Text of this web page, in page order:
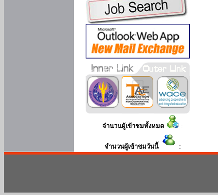
จำนวนผู้เข้าชมทั้งหมด :
จำนวนผู้เข้าชมวันนี้ :